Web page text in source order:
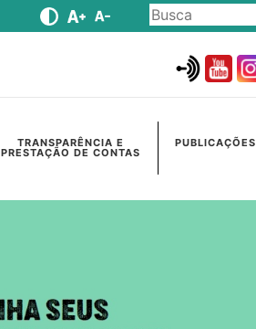
TRANSPARÊNCIA E
PRESTAÇÃO DE CONTAS
PUBLICAÇÕES